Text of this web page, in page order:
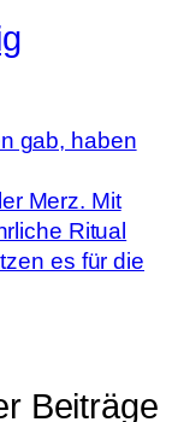
gab, haben
Merz. Mit
Ritual
es für die
Beiträge